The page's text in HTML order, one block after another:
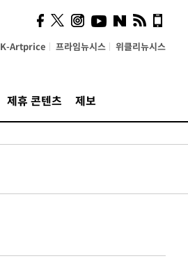
K-Artprice 프라임뉴시스 위클리뉴시스
제휴 콘텐츠 제보
계…'고급 가요'의 주체적
영토